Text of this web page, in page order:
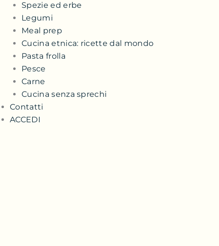
Spezie ed erbe
Legumi
Meal prep
Cucina etnica: ricette dal mondo
Pasta frolla
Pesce
Carne
Cucina senza sprechi
Contatti
ACCEDI